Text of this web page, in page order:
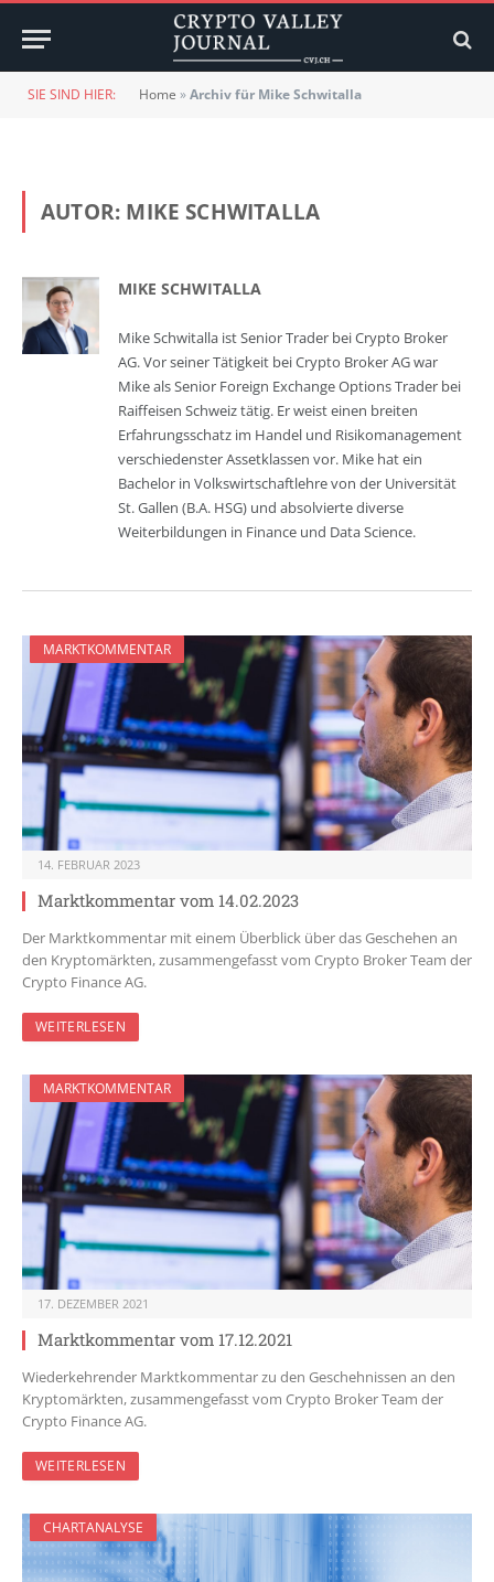
SIE SIND HIER: Home »Archiv für Mike Schwitalla
AUTOR: MIKE SCHWITALLA
MIKE SCHWITALLA
Mike Schwitalla ist Senior Trader bei Crypto Broker
AG. Vor seiner Tätigkeit bei Crypto Broker AG war
Mike als Senior Foreign Exchange Options Trader bei
Raiffeisen Schweiz tätig. Er weist einen breiten
Erfahrungsschatz im Handel und Risikomanagement
verschiedenster Assetklassen vor. Mike hat ein
Bachelor in Volkswirtschaftlehre von der Universität
St. Gallen (B.A. HSG) und absolvierte diverse
Weiterbildungen in Finance und Data Science.
MARKTKOMMENTAR
14. FEBRUAR 2023
Marktkommentar vom 14.02.2023
Der Marktkommentar mit einem Überblick über das Geschehen an
den Kryptomärkten, zusammengefasst vom Crypto Broker Team der
Crypto Finance AG.
WEITERLESEN
MARKTKOMMENTAR
17. DEZEMBER 2021
Marktkommentar vom 17.12.2021
Wiederkehrender Marktkommentar zu den Geschehnissen an den
Kryptomärkten, zusammengefasst vom Crypto Broker Team der
Crypto Finance AG.
WEITERLESEN
CHARTANALYSE